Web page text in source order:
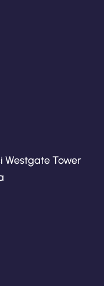
Westgate Tower